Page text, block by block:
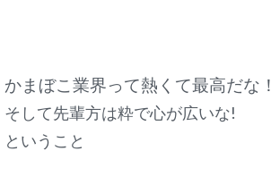
かまぼこ業界って熱くて最高だな！
そして先輩方は粋で心が広いな!
ということ